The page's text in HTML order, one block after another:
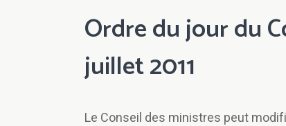
Ordre du jour du
juillet 2011
Le Conseil des ministres peut